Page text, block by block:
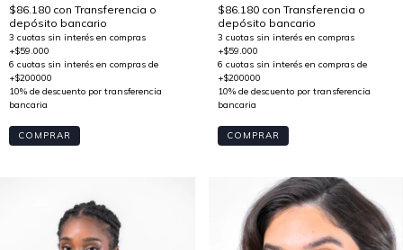
$86.180 con Transferencia o
depósito bancario
COMPRAR
$86.180 con Transferencia o
depósito bancario
COMPRAR